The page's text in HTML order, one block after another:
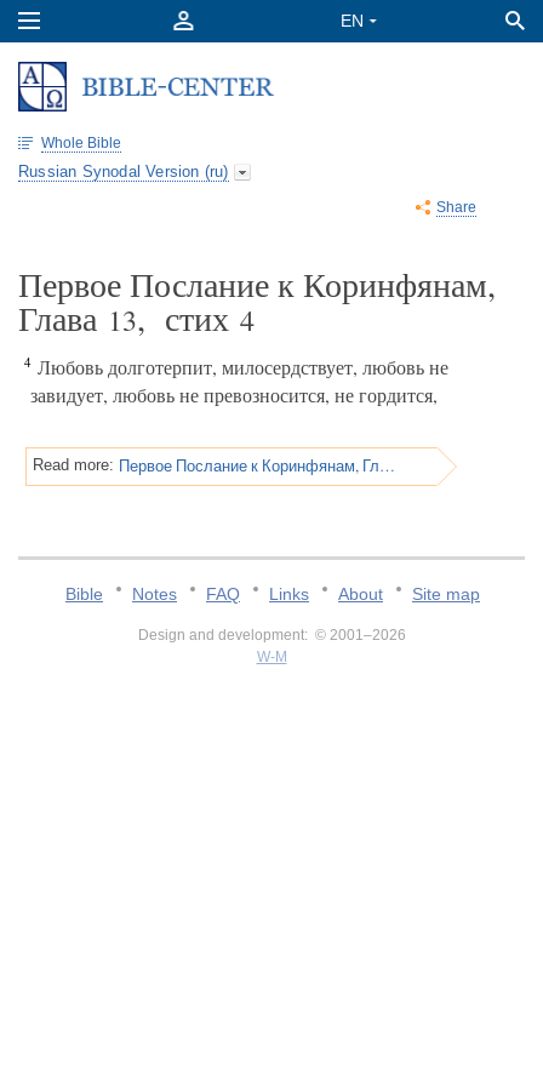
Whole Bible
Russian Synodal Version (ru)
Share
Первое Послание к Коринфянам,
Глава 13, стих 4
4 Любовь долготерпит, милосердствует, любовь не
завидует, любовь не превозносится, не гордится,
Read more: Первое Послание к Коринфянам, Глава 13
Bible Notes FAQ Links About Site map
Design and development: © 2001–2026
W-M